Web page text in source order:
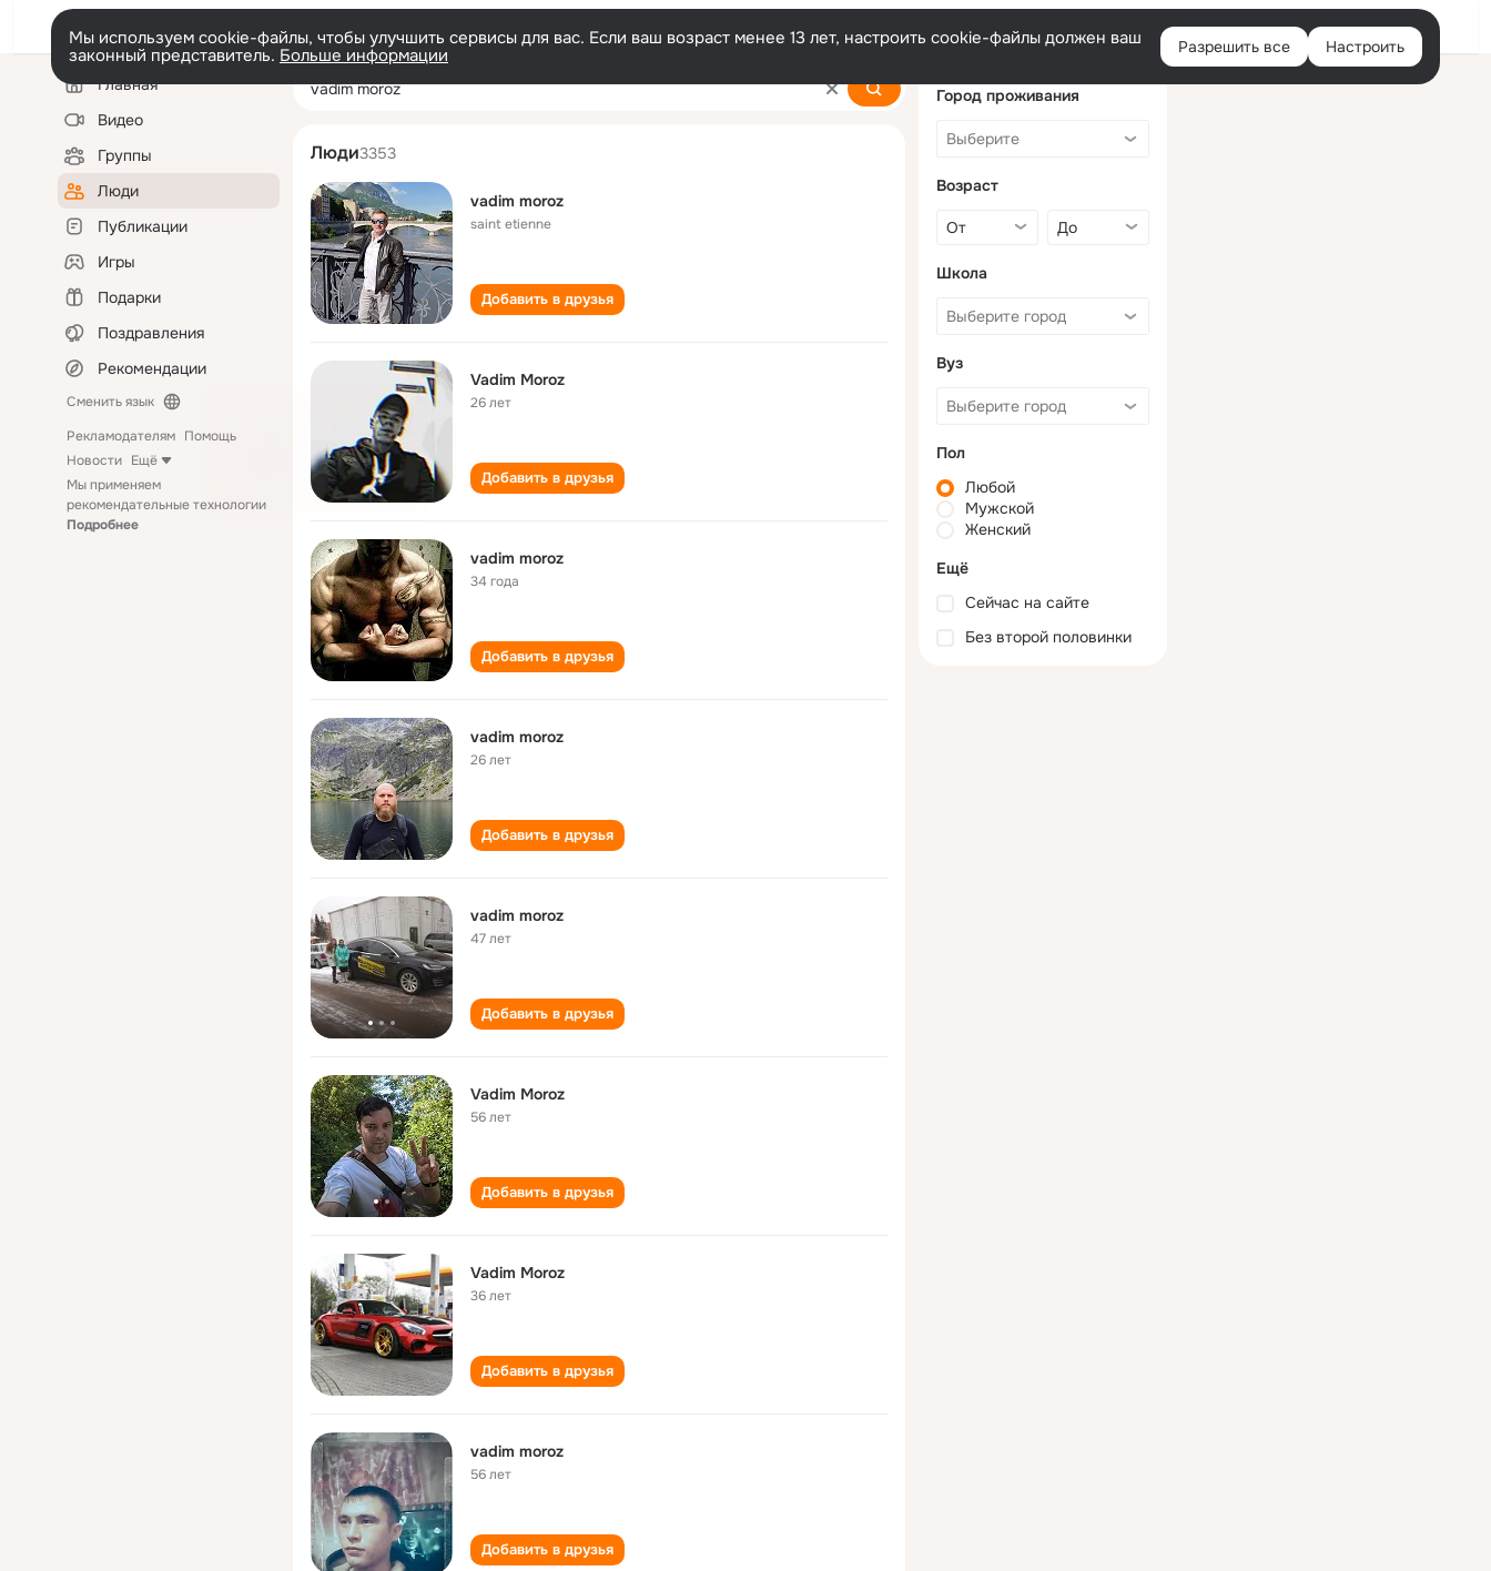
Войти
Мы используем cookie-файлы, чтобы улучшить сервисы для вас. Если ваш возраст менее 13 лет, настроить cookie-файлы должен ваш
законный представитель. Больше информации Разрешить все Настроить
Левая
колонкаГлавная
Видео
Группы
Люди
Публикации
Игры
Подарки
Поздравления
Рекомендации
Сменить язык
Рекламодателям Помощь
Новости Ещё
Мы применяем
рекомендательные технологии
Подробнее
vadim moroz
Люди3353
vadim moroz
saint etienne
Добавить в друзья
Vadim Moroz
26 лет
Добавить в друзья
vadim moroz
34 года
Добавить в друзья
vadim moroz
26 лет
Добавить в друзья
vadim moroz
47 лет
Добавить в друзья
Vadim Moroz
56 лет
Добавить в друзья
Vadim Moroz
36 лет
Добавить в друзья
vadim moroz
56 лет
Добавить в друзья
Город проживания
Возраст
Школа
Вуз
Пол
Любой
Мужской
Женский
Ещё
Сейчас на сайте
Без второй половинки